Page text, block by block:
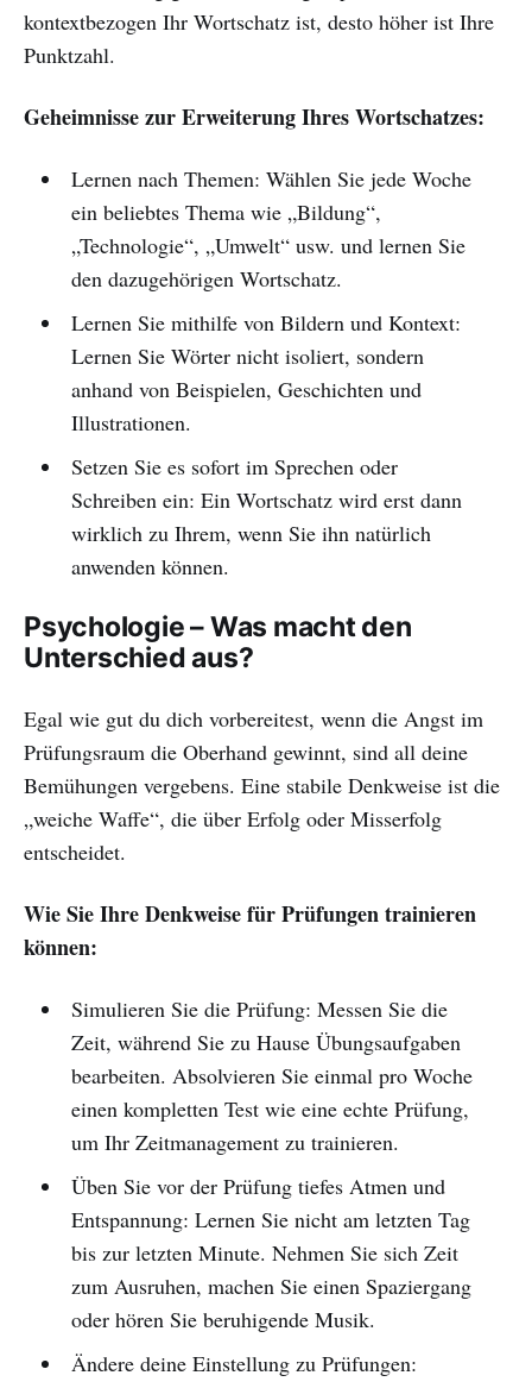
kontextbezogen Ihr Wortschatz ist, desto höher ist Ihre
Punktzahl.
Geheimnisse zur Erweiterung Ihres Wortschatzes:
Lernen nach Themen: Wählen Sie jede Woche
ein beliebtes Thema wie „Bildung“,
„Technologie“, „Umwelt“ usw. und lernen Sie
den dazugehörigen Wortschatz.
Lernen Sie mithilfe von Bildern und Kontext:
Lernen Sie Wörter nicht isoliert, sondern
anhand von Beispielen, Geschichten und
Illustrationen.
Setzen Sie es sofort im Sprechen oder
Schreiben ein: Ein Wortschatz wird erst dann
wirklich zu Ihrem, wenn Sie ihn natürlich
anwenden können.
Psychologie – Was macht den
Unterschied aus?
Egal wie gut du dich vorbereitest, wenn die Angst im
Prüfungsraum die Oberhand gewinnt, sind all deine
Bemühungen vergebens. Eine stabile Denkweise ist die
„weiche Waffe“, die über Erfolg oder Misserfolg
entscheidet.
Wie Sie Ihre Denkweise für Prüfungen trainieren
können:
Simulieren Sie die Prüfung: Messen Sie die
Zeit, während Sie zu Hause Übungsaufgaben
bearbeiten. Absolvieren Sie einmal pro Woche
einen kompletten Test wie eine echte Prüfung,
um Ihr Zeitmanagement zu trainieren.
Üben Sie vor der Prüfung tiefes Atmen und
Entspannung: Lernen Sie nicht am letzten Tag
bis zur letzten Minute. Nehmen Sie sich Zeit
zum Ausruhen, machen Sie einen Spaziergang
oder hören Sie beruhigende Musik.
Ändere deine Einstellung zu Prüfungen: